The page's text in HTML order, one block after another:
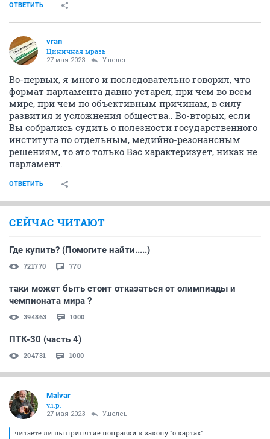
ОТВЕТИТЬ
vran
Циничная мразь
27 мая 2023 Ушелец
Во-первых, я много и последовательно говорил, что
формат парламента давно устарел, при чем во всем
мире, при чем по объективным причинам, в силу
развития и усложнения общества.. Во-вторых, если
Вы собрались судить о полезности государственного
института по отдельным, медийно-резонансным
решениям, то это только Вас характеризует, никак не
парламент.
ОТВЕТИТЬ
СЕЙЧАС ЧИТАЮТ
Где купить? (Помогите найти.....)
721770 770
таки может быть стоит отказаться от олимпиады и
чемпионата мира ?
394863 1000
ПТК-30 (часть 4)
204731 1000
Malvar
v.i.p.
27 мая 2023 Ушелец
читаете ли вы принятие поправки к закону "о картах"